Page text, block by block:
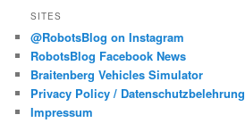
SITES
@RobotsBlog on Instagram
RobotsBlog Facebook News
Braitenberg Vehicles Simulator
Privacy Policy / Datenschutzbelehrung
Impressum